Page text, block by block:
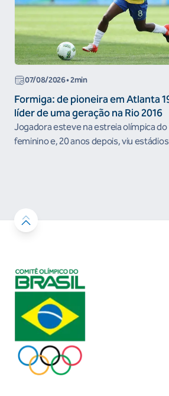
07/08/2026• 2min
Formiga: de pioneira em Atlanta
líder de uma geração na Rio 2016
Jogadora esteve na estreia olímpica
feminino e, 20 anos depois, viu